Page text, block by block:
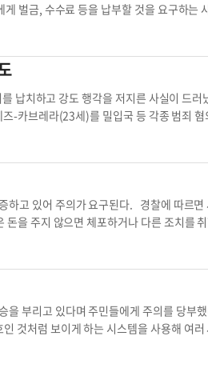
벌금, 수수료 등을 납부할 것을 요구하
상적인 정부 기관은 예고 없이 연락해 벌
앱 등을 통한 결제를 요구하는 경우, 특히
야 한다고 강조했다. 아울러 사기 피해가
칭 최근 어바인
납치하고 강도 행각을 저지른 사실이 드
-카브레라(23세)를 밀입국 등 각종 범죄
로드 선상의 스쿨버스 정류장에서 경찰관
7마일 쯤 가다가 쿼리 로드 선상에서 뛰
성폭행을 당하거나 살해당할 수 있기에,
정부가 국경정책에 실패해 불법체류자를
기자kimokchae04@gmail.com납치강도
하고 있어 주의가 요구된다. 경찰에 따르
돈을 주지 않으면 체포하거나 다른 조치를
▶배심원 의무를 이행하지 않으면 형사 고
민국에 돈을 내지 않으면 추방될 수 있다'
으로 송금하길 요구하는데, 이런 형태는
인 기관의 전화번호나 원하는 번호를 표시
다”고 강조했다. 만약 전화로 선불이나 직
을 물어본 후 따로 해당 기관에 연락해야
을 부리고 있다며 주민들에게 주의를 당
것처럼 보이게 하는 시스템을 사용해 여
등의 말은 언급되지 않은 것으로 경찰을